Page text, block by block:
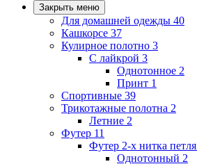
Закрыть меню
Для домашней одежды 40
Кашкорсе 37
Кулирное полотно 3
С лайкрой 3
Однотонное 2
Принт 1
Спортивные 39
Трикотажные полотна 2
Летние 2
Футер 11
Футер 2-х нитка петля
Однотонный 2